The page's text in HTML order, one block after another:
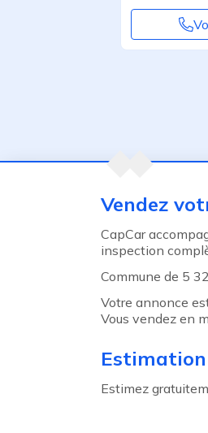
Agent précédentVendez
CapCar
inspection
Commune de 5
Votre annonce
Vous vendez en
Estimez